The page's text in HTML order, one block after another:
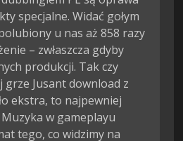
specjalne. Widać gołym
u nas aż 858 razy
– zwłaszcza gdyby
produkcji. Tak czy
grze Jusant download z
ekstra, to najpewniej
w gameplayu
tego, co widzimy na